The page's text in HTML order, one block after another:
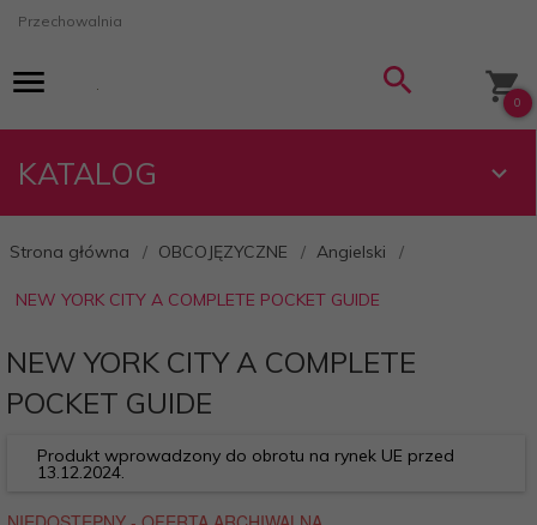
Przechowalnia
0
KATALOG
Strona główna OBCOJĘZYCZNE Angielski
NEW YORK CITY A COMPLETE POCKET GUIDE
NEW YORK CITY A COMPLETE
POCKET GUIDE
Produkt wprowadzony do obrotu na rynek UE przed
13.12.2024.